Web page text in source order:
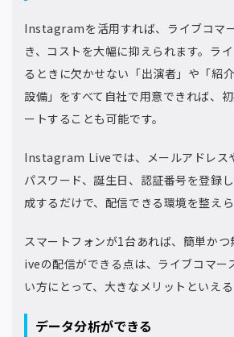
Instagramを活用すれば、ライブコマ
き、コストを大幅に抑えられます。ラ
るときに欠かせない「出演者」や「紹
設備」をすべて自社で用意できれば、
ートすることも可能です。
Instagram Liveでは、メールアドレス
パスワード、誕生日、認証番号を登録
成するだけで、配信できる環境を整えら
スマートフォンが1台あれば、簡単か
iveの配信ができる点は、ライブコマー
い方にとって、大きなメリットといえる
データ分析ができる